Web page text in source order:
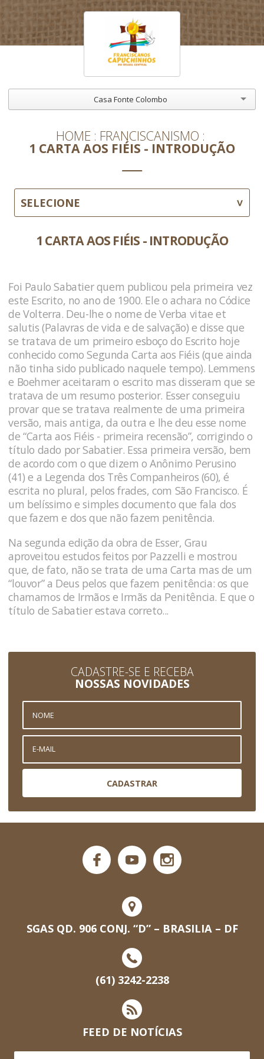
Casa Fonte Colombo
HOME FRANCISCANISMO
1 CARTA AOS FIÉIS - INTRODUÇÃO
SELECIONE
1 CARTA AOS FIÉIS - INTRODUÇÃO
Foi Paulo Sabatier quem publicou pela primeira vez
este Escrito, no ano de 1900. Ele o achara no Códice
de Volterra. Deu-lhe o nome de Verba vitae et
salutis (Palavras de vida e de salvação) e disse que
se tratava de um primeiro esboço do Escrito hoje
conhecido como Segunda Carta aos Fiéis (que ainda
não tinha sido publicado naquele tempo). Lemmens
e Boehmer aceitaram o escrito mas disseram que se
tratava de um resumo posterior. Esser conseguiu
provar que se tratava realmente de uma primeira
versão, mais antiga, da outra e lhe deu esse nome
de “Carta aos Fiéis - primeira recensão”, corrigindo o
título dado por Sabatier. Essa primeira versão, bem
de acordo com o que dizem o Anônimo Perusino
(41) e a Legenda dos Três Companheiros (60), é
escrita no plural, pelos frades, com São Francisco. É
um belíssimo e simples documento que fala dos
que fazem e dos que não fazem penitência.
Na segunda edição da obra de Esser, Grau
aproveitou estudos feitos por Pazzelli e mostrou
que, de fato, não se trata de uma Carta mas de um
“louvor” a Deus pelos que fazem penitência: os que
chamamos de Irmãos e Irmãs da Penitência. E que o
título de Sabatier estava correto...
CADASTRE-SE E RECEBA
NOSSAS NOVIDADES
CADASTRAR
SGAS QD. 906 CONJ. “D” – BRASILIA – DF
(61) 3242-2238
FEED DE NOTÍCIAS